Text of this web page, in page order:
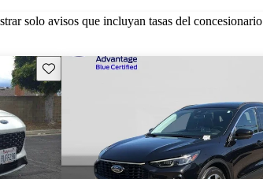
solo avisos que incluyan tasas del concesionario
Guarda este Aviso